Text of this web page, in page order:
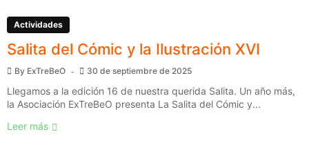
Actividades
Salita del Cómic y la Ilustración XVI
By ExTreBeO 30 de septiembre de 2025
Llegamos a la edición 16 de nuestra querida Salita. Un año más,
la Asociación ExTreBeO presenta La Salita del Cómic y...
Leer más